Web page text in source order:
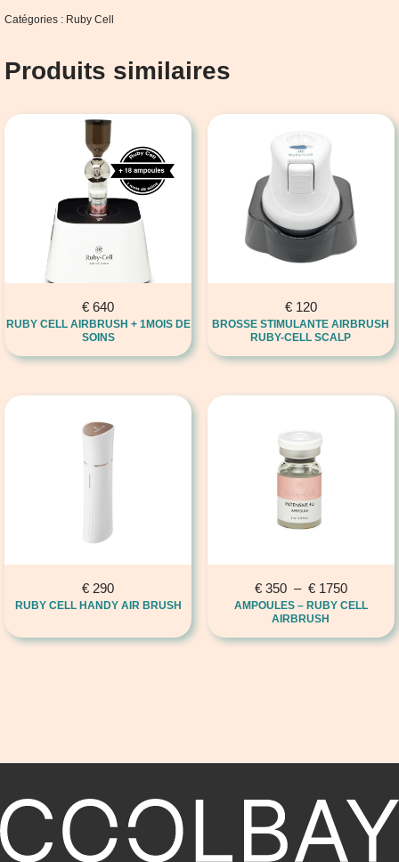
Catégories : Ruby Cell
Produits similaires
€ 640
RUBY CELL AIRBRUSH + 1MOIS DE
SOINS
€120
BROSSE STIMULANTE AIRBRUSH
RUBY-CELL SCALP
€ 290
RUBY CELL HANDY AIR BRUSH
€350 – €1750
AMPOULES – RUBY CELL
AIRBRUSH